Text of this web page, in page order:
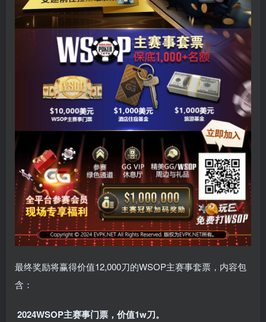
最终奖励将赢得价值12,000刀的WSOP主赛事套票，内容包
含：
2024WSOP主赛事门票，价值1w刀。